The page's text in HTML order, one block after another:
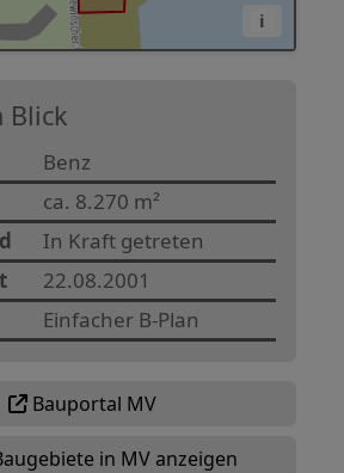
i
Blick
Benz
ca. 8.270 m²
In Kraft getreten
22.08.2001
Einfacher B-Plan
Bauportal MV
in MV anzeigen